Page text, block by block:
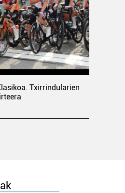
Txirrindularien